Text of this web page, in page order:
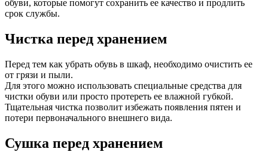
обуви, которые помогут сохранить ее качество и продлить
срок службы.
Чистка перед хранением
Перед тем как убрать обувь в шкаф, необходимо очистить ее
от грязи и пыли.
Для этого можно использовать специальные средства для
чистки обуви или просто протереть ее влажной губкой.
Тщательная чистка позволит избежать появления пятен и
потери первоначального внешнего вида.
Сушка перед хранением